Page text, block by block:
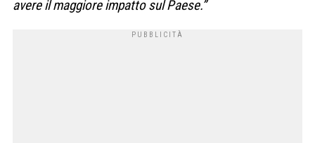
avere il maggiore impatto sul Paese.”